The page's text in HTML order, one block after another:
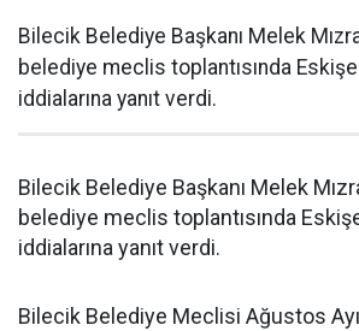
Bilecik Belediye Başkanı Melek
belediye meclis toplantısında
iddialarına yanıt verdi.
Bilecik Belediye Başkanı Melek
belediye meclis toplantısında
iddialarına yanıt verdi.
Bilecik Belediye Meclisi Ağustos